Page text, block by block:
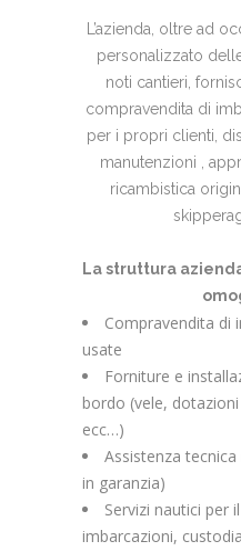
L’azienda, oltre ad
personalizzato
noti cantieri,
compravendita di
per i propri clienti,
manutenzioni ,
ricambistica
La struttura
Compravendita di
usate
Forniture e
bordo (vele,
ecc…)
Assistenza
in garanzia)
Servizi nautici per
imbarcazioni,